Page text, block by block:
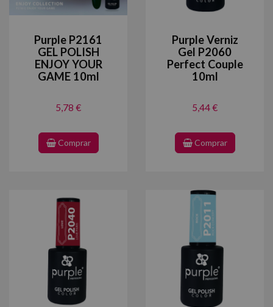
Purple P2161
GEL POLISH
ENJOY YOUR
GAME 10ml
5,78 €
Comprar
Purple Verniz
Gel P2060
Perfect Couple
10ml
5,44 €
Comprar